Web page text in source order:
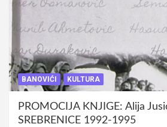
BANOVIĆI KULTURA
PROMOCIJA KNJIGE: Alija
SREBRENICE 1992-1995